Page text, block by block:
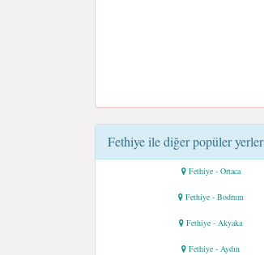
Fethiye ile diğer popüler yerler
Fethiye - Ortaca
Fethiye - Bodrum
Fethiye - Akyaka
Fethiye - Aydın